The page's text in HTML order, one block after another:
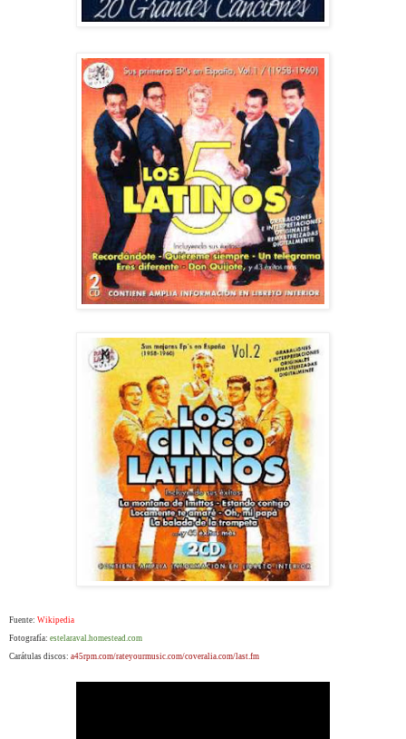
Fuente: Wikipedia
Fotografía: estelaraval.homestead.com
Carátulas discos: a45rpm.com/rateyourmusic.com/coveralia.com/last.fm